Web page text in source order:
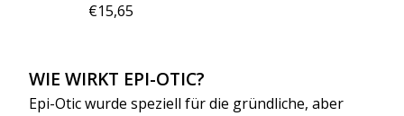
€15,65
WIE WIRKT EPI-OTIC?
Epi-Otic wurde speziell für die gründliche, aber